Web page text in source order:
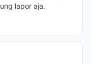
lapor aja.